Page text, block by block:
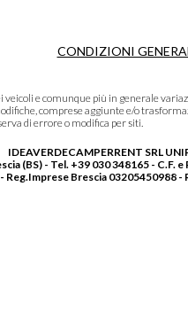
CONDIZIONI
e comunque più in generale
comprese aggiunte e/o
di errore o modifica per siti.
IDEAVERDECAMPERRENT SRL
(BS) - Tel. +39 030 348165 - C.F.
- Reg.Imprese Brescia 03205450988 -